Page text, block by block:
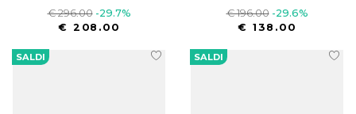
€ 296.00 -29.7%
€ 208.00
€ 196.00 -29.6%
€ 138.00
SALDI SALDI